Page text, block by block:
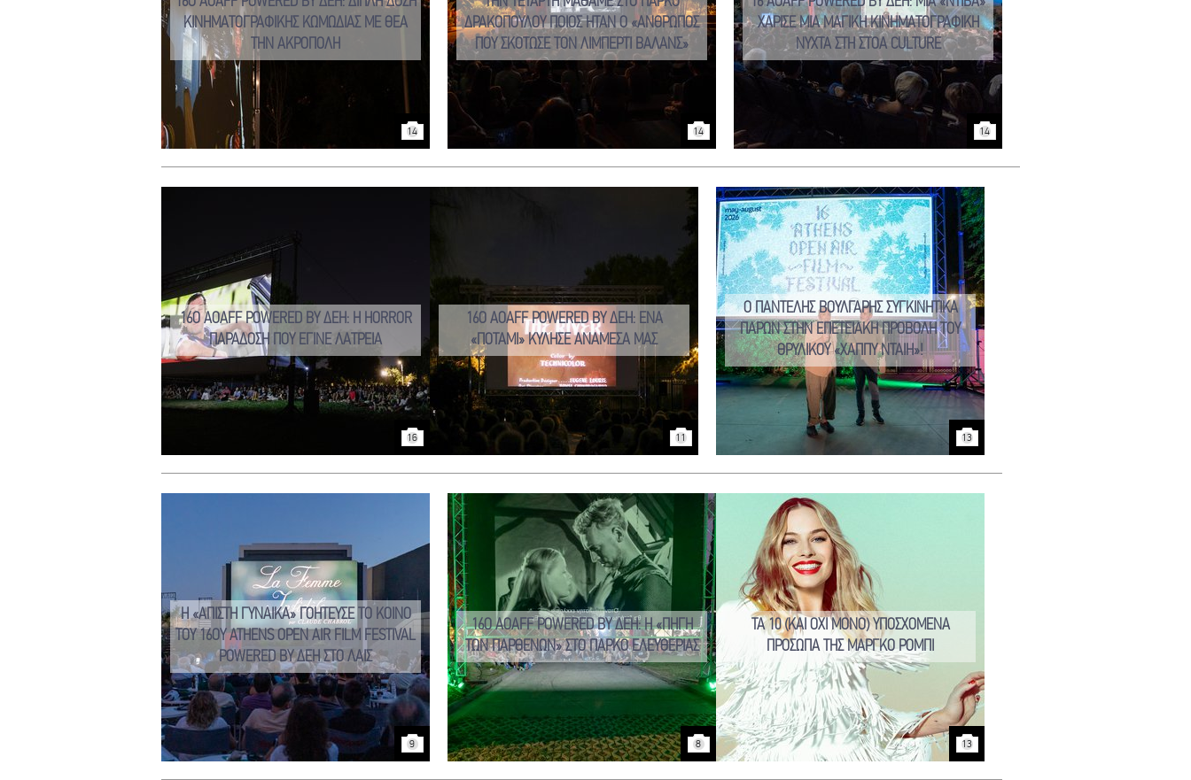
14
ΚΙΝΗΜΑΤΟΓΡΑΦΙΚΗΣ ΚΩΜΩΔΙΑΣ ΜΕ ΘΕΑ
ΤΗΝ ΑΚΡΟΠΟΛΗ
14
ΔΡΑΚΟΠΟΥΛΟΥ ΠΟΙΟΣ ΗΤΑΝ Ο «ΑΝΘΡΩΠΟΣ
ΠΟΥ ΣΚΟΤΩΣΕ ΤΟΝ ΛΙΜΠΕΡΤΙ ΒΑΛΑΝΣ»
14
ΧΑΡΙΣΕ ΜΙΑ ΜΑΓΙΚΗ ΚΙΝΗΜΑΤΟΓΡΑΦΙΚΗ
ΝΥΧΤΑ ΣΤΗ ΣΤΟΑ CULTURE
16
16Ο AOAFF POWERED BY ΔΕΗ: Η HORROR
ΠΑΡΑΔΟΣΗ ΠΟΥ ΕΓΙΝΕ ΛΑΤΡΕΙΑ
11
16Ο AOAFF POWERED BY ΔΕΗ: ΕΝΑ
«ΠΟΤΑΜΙ» ΚΥΛΗΣΕ ΑΝΑΜΕΣΑ ΜΑΣ
13
Ο ΠΑΝΤΕΛΗΣ ΒΟΥΛΓΑΡΗΣ ΣΥΓΚΙΝΗΤΙΚΑ
ΠΑΡΩΝ ΣΤΗΝ ΕΠΕΤΕΙΑΚΗ ΠΡΟΒΟΛΗ ΤΟΥ
ΘΡΥΛΙΚΟΥ «ΧΑΠΠΥ ΝΤΑΙΗ»!
9
Η «ΑΠΙΣΤΗ ΓΥΝΑΙΚΑ» ΓΟΗΤΕΥΣΕ ΤΟ ΚΟΙΝΟ
ΤΟΥ 16ΟΥ ATHENS OPEN AIR FILM FESTIVAL
POWERED BY ΔΕΗ ΣΤΟ ΛΑΙΣ
8
16Ο AOAFF POWERED BY ΔΕΗ: Η «ΠΗΓΗ
ΤΩΝ ΠΑΡΘΕΝΩΝ» ΣΤΟ ΠΑΡΚΟ ΕΛΕΥΘΕΡΙΑΣ
13
ΤΑ 10 (ΚΑΙ ΟΧΙ ΜΟΝΟ) ΥΠΟΣΧΟΜΕΝΑ
ΠΡΟΣΩΠΑ ΤΗΣ ΜΑΡΓΚΟ ΡΟΜΠΙ